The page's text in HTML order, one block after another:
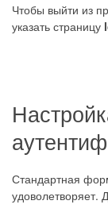
Чтобы выйти из
указать страницу
Стандартная
удоволетворяет.